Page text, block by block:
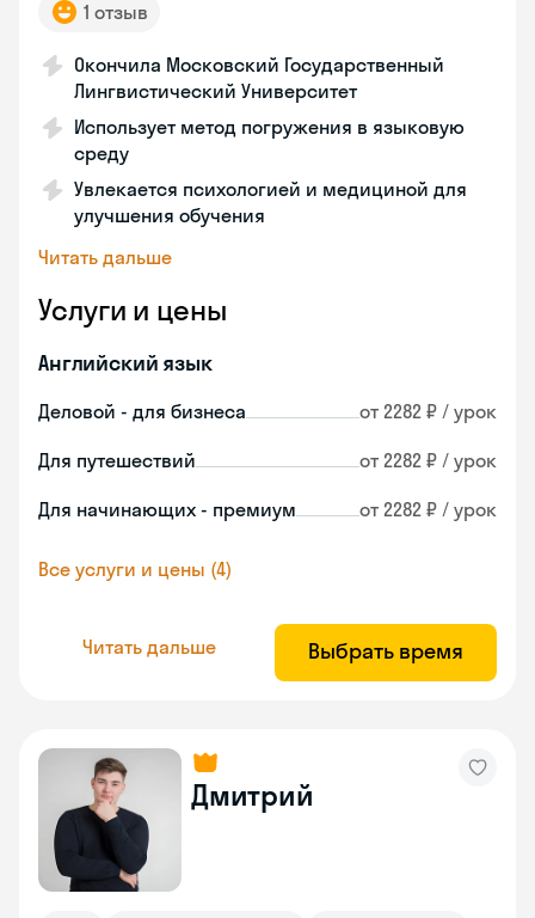
1 отзыв
Окончила Московский Государственный
Лингвистический Университет
Использует метод погружения в языковую
среду
Увлекается психологией и медициной для
улучшения обучения
Читать дальше
Услуги и цены
Английский язык
Деловой - для бизнеса от 2282 ₽ / урок
Для путешествий от 2282 ₽ / урок
Для начинающих - премиум от 2282 ₽ / урок
Все услуги и цены (4)
Читать дальше Выбрать время
Дмитрий